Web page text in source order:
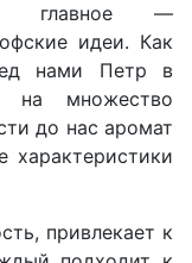
главное —
идеи. Как
нами Петр в
на множество
до нас аромат
характеристики
привлекает к